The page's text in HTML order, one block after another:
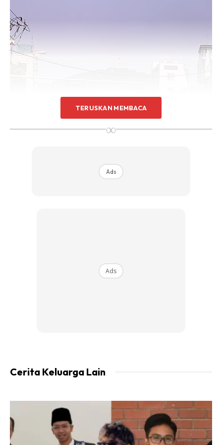
seoul pada petang hari tersebut. Terus check in dan
15/8/2019
– Mereka bergerak ke Nami Island untuk mulakan percutian
TERUSKAN MEMBACA
∞
Ads
Ads
Cerita Keluarga Lain